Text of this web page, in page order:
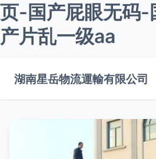
页-国产屁眼无码-
产片乱一级aa
湖南星岳物流運輸有限公司